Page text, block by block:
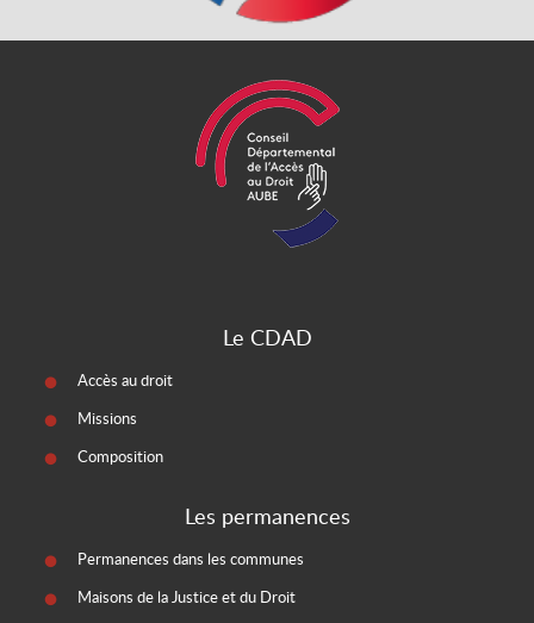
Le CDAD
Accès au droit
Missions
Composition
Les permanences
Permanences dans les communes
Maisons de la Justice et du Droit